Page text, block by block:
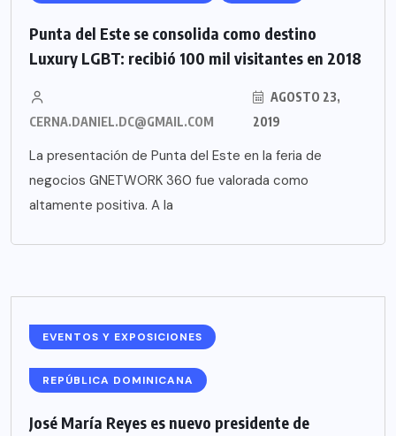
Punta del Este se consolida como destino
Luxury LGBT: recibió 100 mil visitantes en 2018
CERNA.DANIEL.DC@GMAIL.COM
AGOSTO 23,
2019
La presentación de Punta del Este en la feria de
negocios GNETWORK 360 fue valorada como
altamente positiva. A la
EVENTOS Y EXPOSICIONES
REPÚBLICA DOMINICANA
José María Reyes es nuevo presidente de